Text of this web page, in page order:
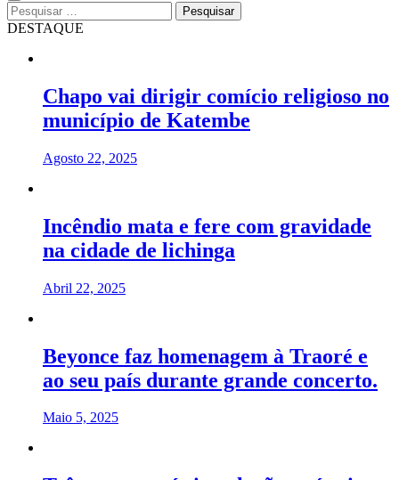
Pesquisar
por:
DESTAQUE
Chapo vai dirigir comício religioso no
município de Katembe
Agosto 22, 2025
Incêndio mata e fere com gravidade
na cidade de lichinga
Abril 22, 2025
Beyonce faz homenagem à Traoré e
ao seu país durante grande concerto.
Maio 5, 2025